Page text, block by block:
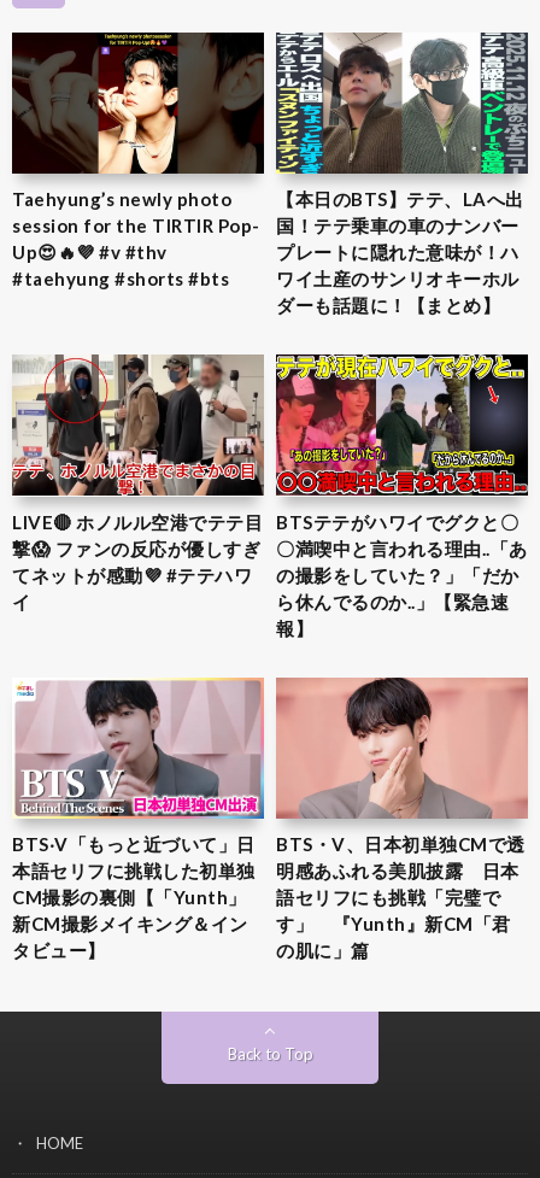
Taehyung’s newly photo
session for the TIRTIR Pop-
Up😍🔥💜 #v #thv
#taehyung #shorts #bts
【本日のBTS】テテ、LAへ出
国！テテ乗車の車のナンバー
プレートに隠れた意味が！ハ
ワイ土産のサンリオキーホル
ダーも話題に！【まとめ】
LIVE🔴 ホノルル空港でテテ目
撃😱 ファンの反応が優しすぎ
てネットが感動💜 #テテハワ
イ
BTSテテがハワイでグクと〇
〇満喫中と言われる理由..「あ
の撮影をしていた？」「だか
ら休んでるのか..」【緊急速
報】
BTS‧V「もっと近づいて」日
本語セリフに挑戦した初単独
CM撮影の裏側【「Yunth」
新CM撮影メイキング＆イン
タビュー】
BTS・V、日本初単独CMで透
明感あふれる美肌披露 日本
語セリフにも挑戦「完璧で
す」 『Yunth』新CM「君
の肌に」篇
Back to Top
HOME